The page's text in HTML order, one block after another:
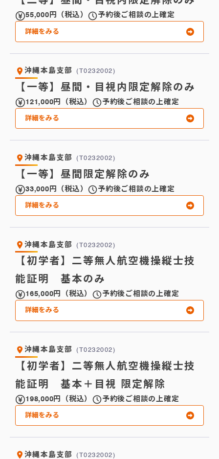
55,000円（税込） 予約後ご相談の上確定
詳細をみる
沖縄本島支部 (T0232002)
【一等】昼間・目視内限定解除のみ
121,000円（税込） 予約後ご相談の上確定
詳細をみる
沖縄本島支部 (T0232002)
【一等】昼間限定解除のみ
33,000円（税込） 予約後ご相談の上確定
詳細をみる
沖縄本島支部 (T0232002)
【初学者】二等無人航空機操縦士技
能証明 基本のみ
165,000円（税込） 予約後ご相談の上確定
詳細をみる
沖縄本島支部 (T0232002)
【初学者】二等無人航空機操縦士技
能証明 基本＋目視 限定解除
198,000円（税込） 予約後ご相談の上確定
詳細をみる
沖縄本島支部 (T0232002)